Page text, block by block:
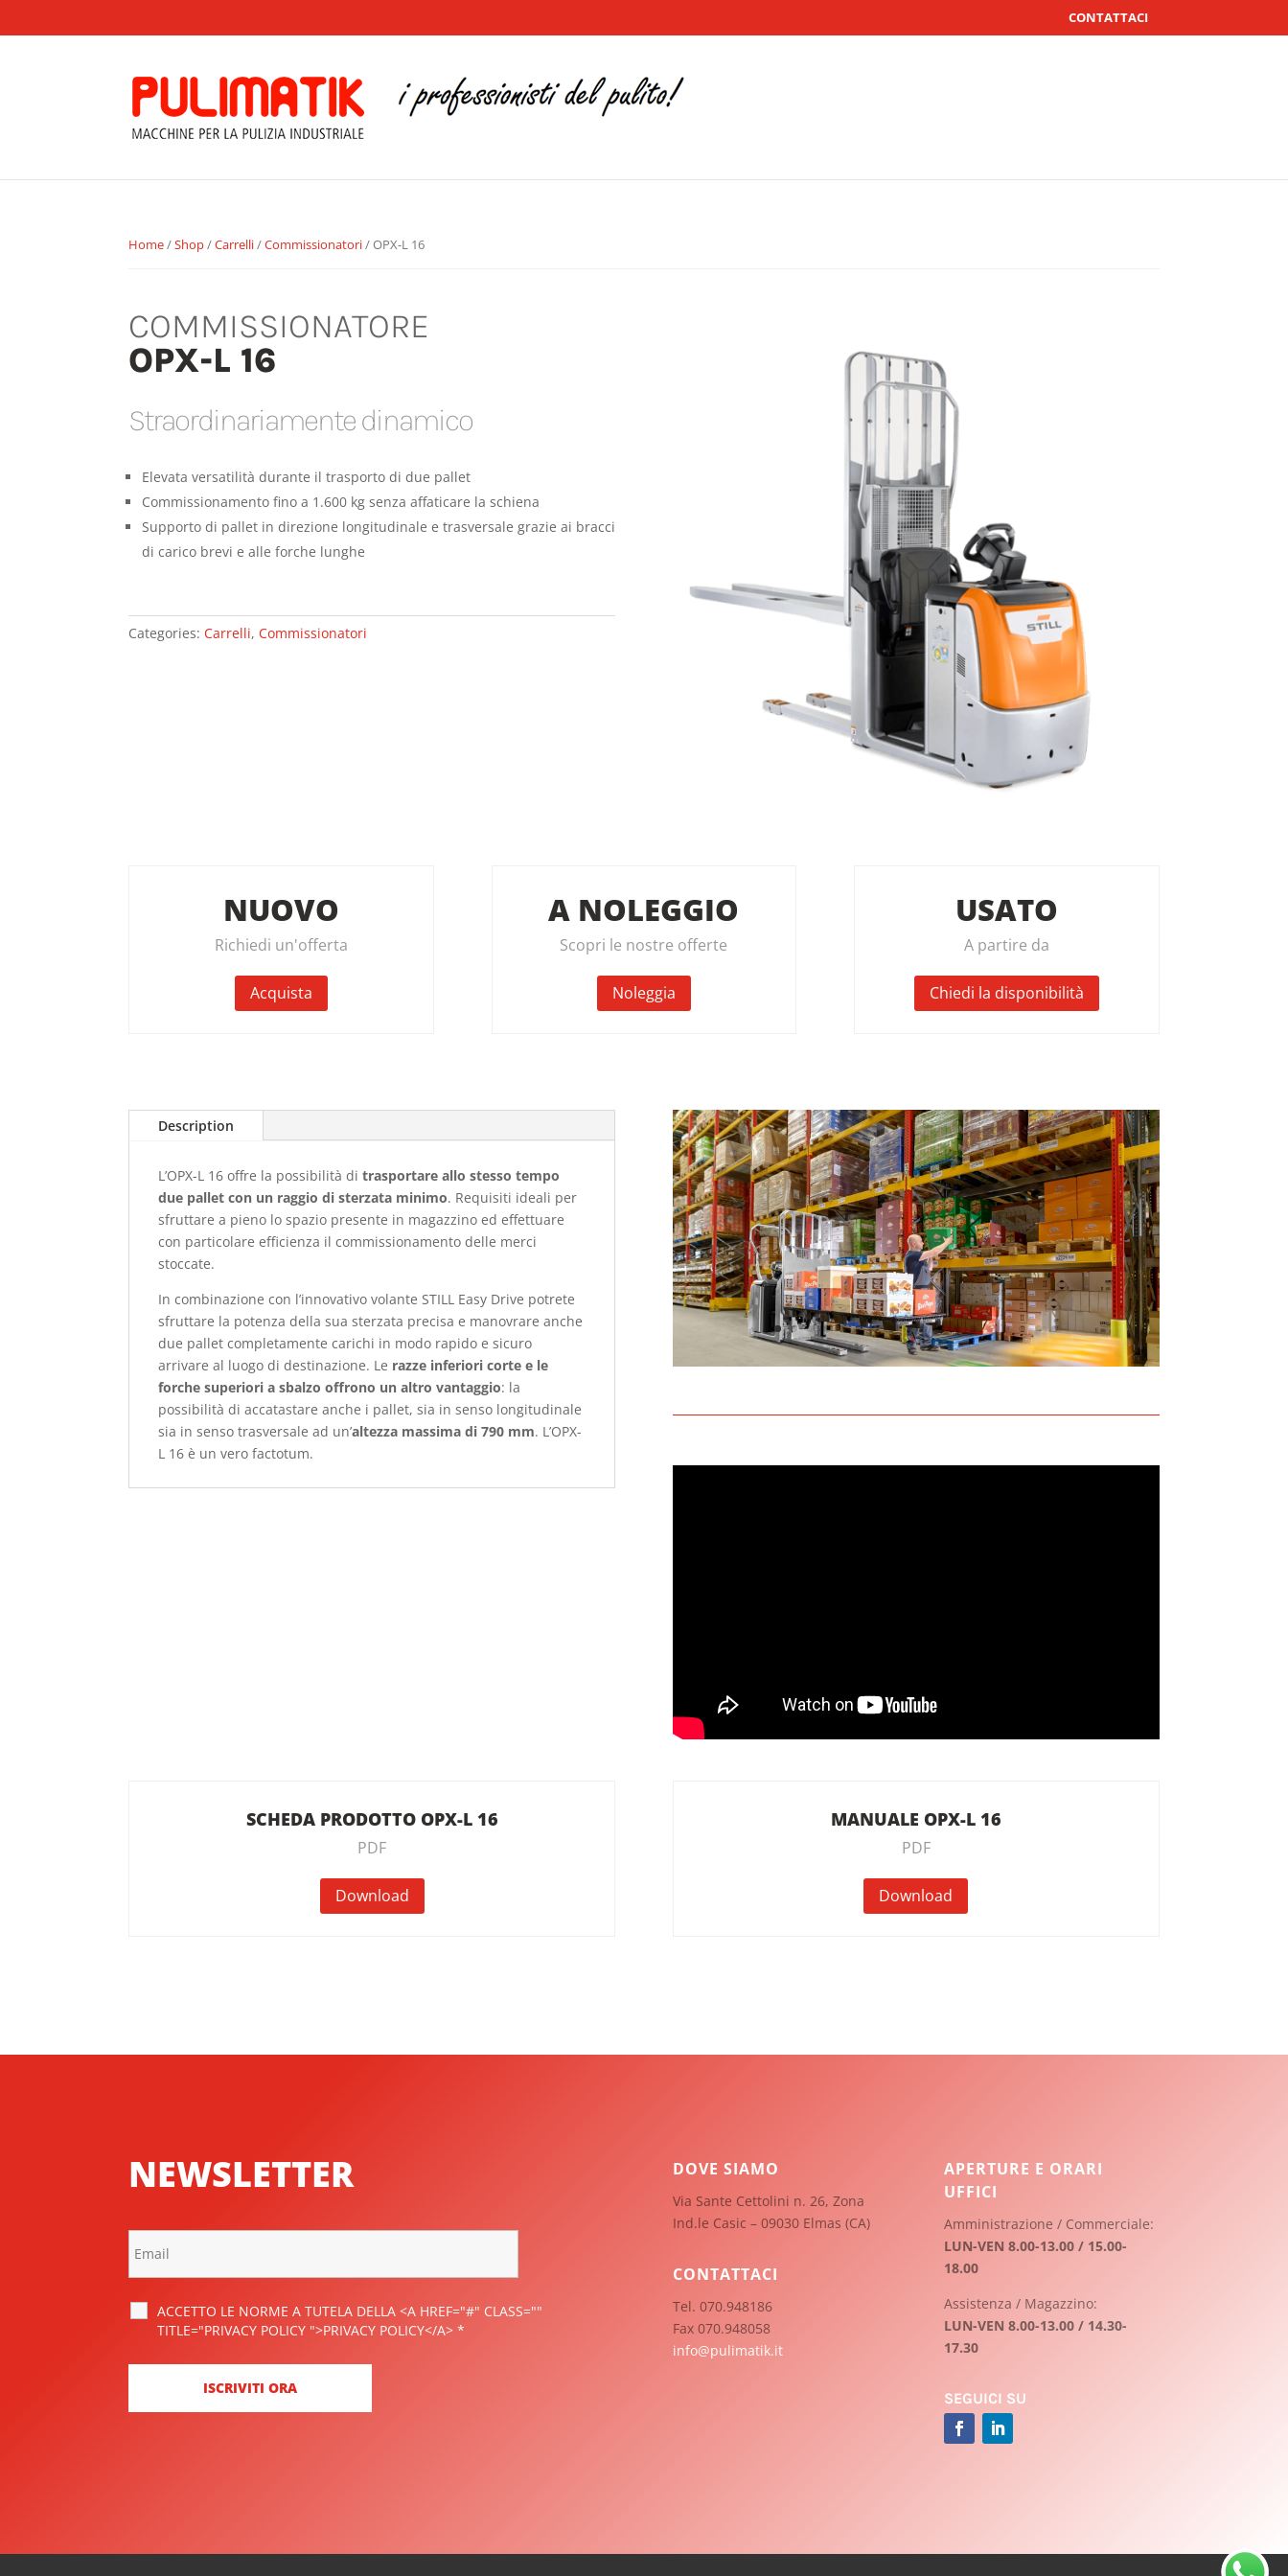
CONTATTACI
Home/Shop/Carrelli/Commissionatori/ OPX-L 16
COMMISSIONATORE
OPX-L 16
Straordinariamente dinamico
Elevata versatilità durante il trasporto di due pallet
Commissionamento fino a 1.600 kg senza affaticare la schiena
Supporto di pallet in direzione longitudinale e trasversale grazie ai bracci
di carico brevi e alle forche lunghe
Categories:Carrelli,Commissionatori
NUOVO
Richiedi un'offerta
Acquista
A NOLEGGIO
Scopri le nostre offerte
Noleggia
USATO
A partire da
Chiedi la disponibilità
Description
L’OPX-L 16 offre la possibilità di trasportare allo stesso tempo
due pallet con un raggio di sterzata minimo. Requisiti ideali per
sfruttare a pieno lo spazio presente in magazzino ed effettuare
con particolare efficienza il commissionamento delle merci
stoccate.
In combinazione con l’innovativo volante STILL Easy Drive potrete
sfruttare la potenza della sua sterzata precisa e manovrare anche
due pallet completamente carichi in modo rapido e sicuro
arrivare al luogo di destinazione. Le razze inferiori corte e le
forche superiori a sbalzo offrono un altro vantaggio: la
possibilità di accatastare anche i pallet, sia in senso longitudinale
sia in senso trasversale ad un’altezza massima di 790 mm. L’OPX-
L 16 è un vero factotum.
SCHEDA PRODOTTO OPX-L 16
PDF
Download
MANUALE OPX-L 16
PDF
Download
NEWSLETTER
ACCETTO LE NORME A TUTELA DELLA <A HREF="#" CLASS=""
TITLE="PRIVACY POLICY ">PRIVACY POLICY</A>*
DOVE SIAMO
Via Sante Cettolini n. 26, Zona
Ind.le Casic – 09030 Elmas (CA)
CONTATTACI
Tel. 070.948186
Fax 070.948058
info@pulimatik.it
APERTURE E ORARI
UFFICI
Amministrazione / Commerciale:
LUN-VEN 8.00-13.00 / 15.00-
18.00
Assistenza / Magazzino:
LUN-VEN 8.00-13.00 / 14.30-
17.30
SEGUICI SU